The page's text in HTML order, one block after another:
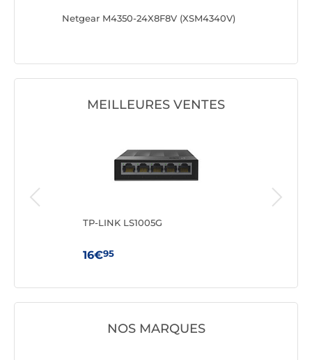
Netgear M4350-24X8F8V (XSM4340V)
MEILLEURES VENTES
TP-LINK LS1005G
16€95
NOS MARQUES